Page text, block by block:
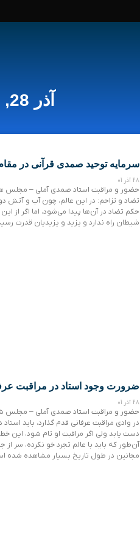
آذر 28, 1401
سرمایه توحید صمدی قرآنی در
28 آذر 01
حضور و مراقبت استاد صمدی آملی – مجلس
تضاد و تزاحم: در این عالم، چون آب و آتش
حکم تضاد در آن‌ها پیدا می‌شود، اما اگر از
شیطان راه ندارد و یزید و یزیدیان قدرت
ضرورت وجود استاد در مراقبت
28 آذر 01
حضور و مراقبت استاد صمدی آملی – مجلس
در وادی مراقبت عرفانی قدم گذارد، باید
دست یابد ولی اگر مراقبت او تام شود، این
آن‌طور که باید با عالم تجرد خو نکرده، سر
مجانین در طول تاریخ بسیار مشاهده شده‌